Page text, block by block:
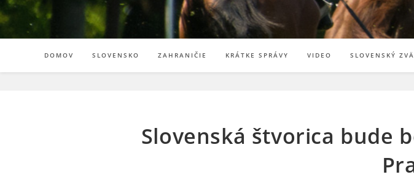
DOMOV SLOVENSKO ZAHRANIČIE KRÁTKE SPRÁVY VIDEO SLOVENSKÝ
Slovenská štvorica bude